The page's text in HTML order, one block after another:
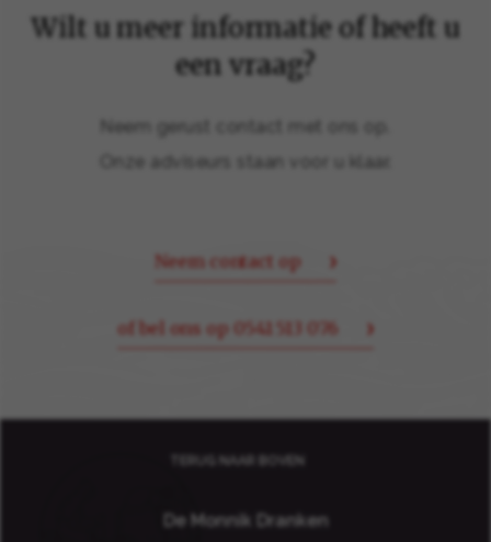
Wilt u meer informatie of heeft u
een vraag?
Neem gerust contact met ons op.
Onze adviseurs staan voor u klaar.
Neem contact op
of bel ons op 0541 513 076
De Monnik Dranken